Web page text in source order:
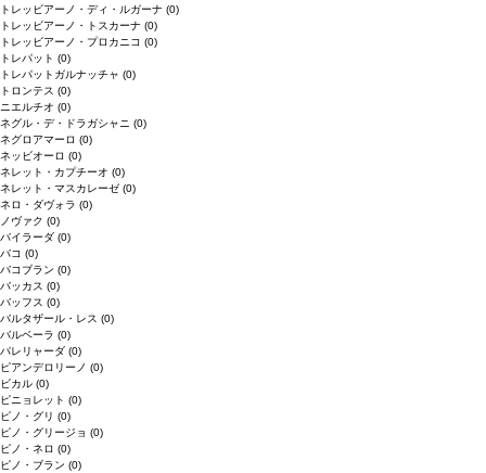
トレッビアーノ・ディ・ルガーナ (0)
トレッビアーノ・トスカーナ (0)
トレッビアーノ・プロカニコ (0)
トレパット (0)
トレパットガルナッチャ (0)
トロンテス (0)
ニエルチオ (0)
ネグル・デ・ドラガシャニ (0)
ネグロアマーロ (0)
ネッビオーロ (0)
ネレット・カプチーオ (0)
ネレット・マスカレーゼ (0)
ネロ・ダヴォラ (0)
ノヴァク (0)
バイラーダ (0)
バコ (0)
バコブラン (0)
バッカス (0)
バッフス (0)
バルタザール・レス (0)
バルベーラ (0)
パレリャーダ (0)
ピアンデロリーノ (0)
ビカル (0)
ピニョレット (0)
ピノ・グリ (0)
ピノ・グリージョ (0)
ピノ・ネロ (0)
ピノ・ブラン (0)